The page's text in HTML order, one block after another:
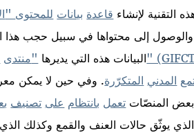
التقنية لإنشاء قاعدة بيانات للمحتوى "
إلى محتواها في سبيل حجب هذا
البيانات هذه التي يديرها "منتدى " (
المدني المتكررة. وفي حين لا يمكن
بعض المنصّات تعمل بانتظام على تصنيف
يوثّق حالات العنف والقمع وكذلك